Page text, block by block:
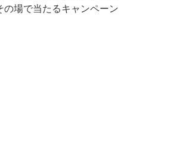
の場で当たるキャンペーン